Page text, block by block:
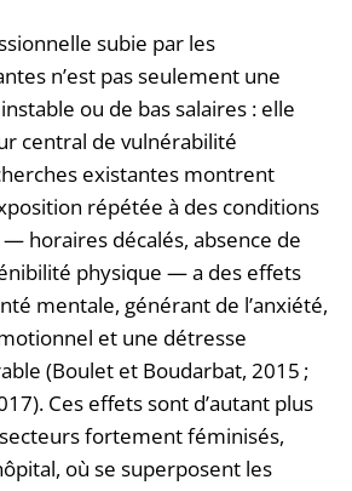
subie par les
n’est pas seulement une
ou de bas salaires : elle
central de vulnérabilité
existantes montrent
répétée à des conditions
horaires décalés, absence de
physique — a des effets
mentale, générant de l’anxiété,
et une détresse
(Boulet et Boudarbat, 2015 ;
Ces effets sont d’autant plus
fortement féminisés,
où se superposent les